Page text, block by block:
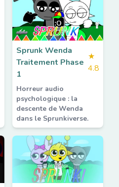
Sprunk Wenda
Traitement Phase
1
★
4.8
Horreur audio
psychologique : la
descente de Wenda
dans le Sprunkiverse.